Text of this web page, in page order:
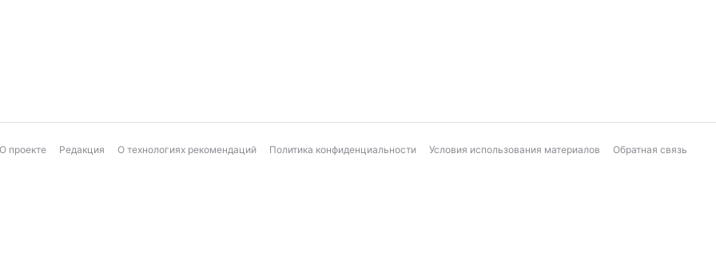
О проекте Редакция О технологиях рекомендаций Политика конфиденциальности Условия использования материалов Обратная связь